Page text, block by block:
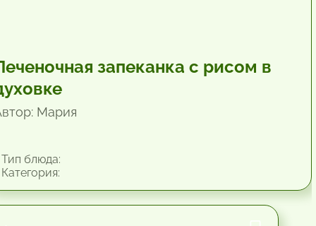
запеканка с рисом в
Мария
блюда: